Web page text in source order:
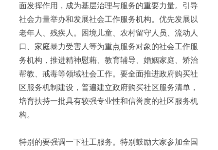
面发挥作用，成为基层治理与服务的重要力量。引导
社会力量举办和发展社会工作服务机构。优先发展以
老年人、残疾人。困境儿童、农村留守人员、流动人
口、家庭暴力受害人等为重点服务对象的社会工作服
务机构，推进精神慰藉、教育辅导、婚姻家庭、矫治
帮教、戒毒等领域社会工作。要全面推进政府购买社
区服务机制建设，普遍建立政府购买社区服务清单，
培育扶持一批具有较强专业性和信誉度的社区服务机
构。
特别的要强调一下社工服务。特别鼓励大家参加全国